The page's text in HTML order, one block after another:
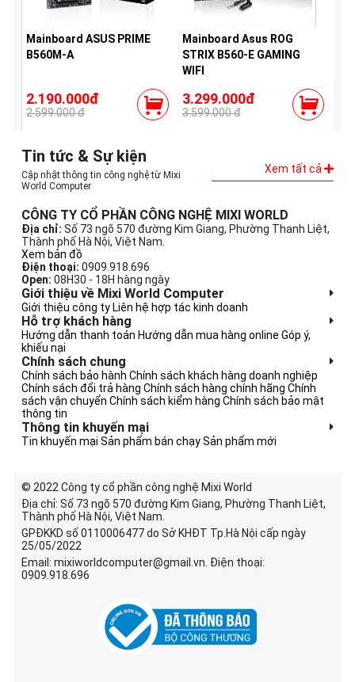
Mainboard ASUS PRIME
B560M-A
2.190.000đ
2.599.000 đ
Mainboard Asus ROG
STRIX B560-E GAMING
WIFI
3.299.000đ
3.599.000 đ
Tin tức & Sự kiện
Cập nhật thông tin công nghệ từ Mixi
World Computer
Xem tất cả
CÔNG TY CỔ PHẦN CÔNG NGHỆ MIXI WORLD
Địa chỉ: Số 73 ngõ 570 đường Kim Giang, Phường Thanh Liệt,
Thành phố Hà Nội, Việt Nam.
Xem bản đồ
Điện thoại: 0909.918.696
Open: 08H30 - 18H hàng ngày
Giới thiệu về Mixi World Computer
Giới thiệu công ty Liên hệ hợp tác kinh doanh
Hỗ trợ khách hàng
Hướng dẫn thanh toán Hướng dẫn mua hàng online Góp ý,
khiếu nại
Chính sách chung
Chính sách bảo hành Chính sách khách hàng doanh nghiệp
Chính sách đổi trả hàng Chính sách hàng chính hãng Chính
sách vận chuyển Chính sách kiểm hàng Chính sách bảo mật
thông tin
Thông tin khuyến mại
Tin khuyến mại Sản phẩm bán chạySản phẩm mới
© 2022 Công ty cổ phần công nghệ Mixi World
Địa chỉ: Số 73 ngõ 570 đường Kim Giang, Phường Thanh Liệt,
Thành phố Hà Nội, Việt Nam.
GPĐKKD số 0110006477 do Sở KHĐT Tp.Hà Nội cấp ngày
25/05/2022
Email: mixiworldcomputer@gmail.vn. Điện thoại:
0909.918.696